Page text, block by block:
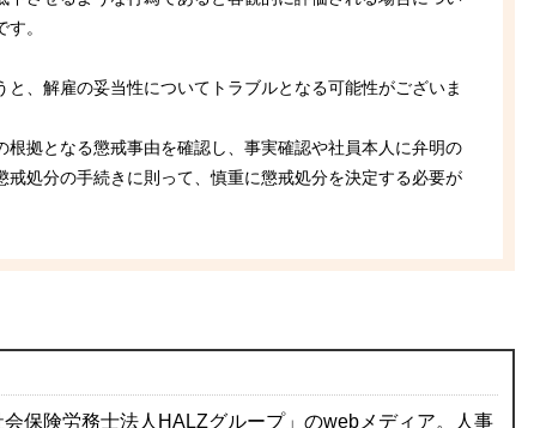
。
、解雇の妥当性についてトラブルとなる可能性がございま
根拠となる懲戒事由を確認し、事実確認や社員本人に弁明の
処分の手続きに則って、慎重に懲戒処分を決定する必要が
保険労務士法人HALZグループ」のwebメディア。人事